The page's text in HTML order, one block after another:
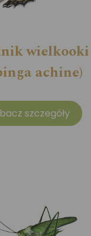
wielkooki
achine)
szczegóły